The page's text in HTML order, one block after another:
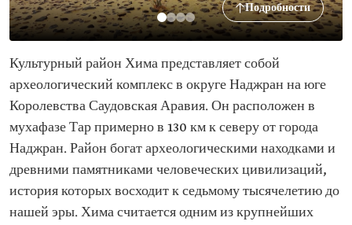
Подробности
Культурный район Хима представляет собой
археологический комплекс в округе Наджран на юге
Королевства Саудовская Аравия. Он расположен в
мухафазе Тар примерно в 130 км к северу от города
Наджран. Район богат археологическими находками и
древними памятниками человеческих цивилизаций,
история которых восходит к седьмому тысячелетию до
нашей эры. Хима считается одним из крупнейших